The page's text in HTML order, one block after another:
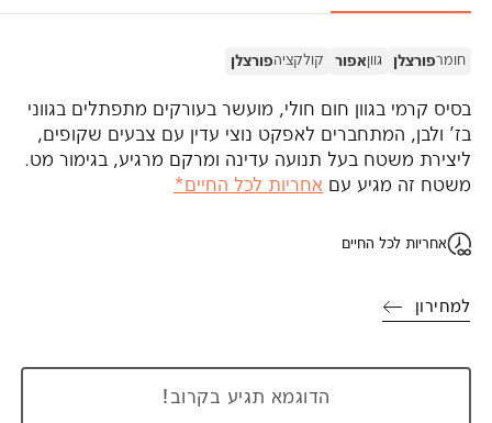
חומרפורצלן גווןאפור קולקציהפורצלן
בסיס קרמי בגוון חום חולי, מועשר בעורקים מתפתלים בגווני
בז’ ולבן, המתחברים לאפקט נוצי עדין עם צבעים שקופים,
ליצירת משטח בעל תנועה עדינה ומרקם מרגיע, בגימור מט.
משטח זה מגיע עם אחריות לכל החיים*
אחריות לכל החיים
למחירון
הדוגמא תגיע בקרוב!